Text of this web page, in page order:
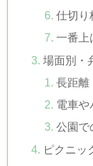
仕切り
一番上
場面別・
長距離
電車や
公園で
ピクニッ